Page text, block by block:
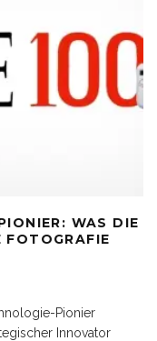
WAS DIE
FOTOGRAFIE
Pionier
Innovator